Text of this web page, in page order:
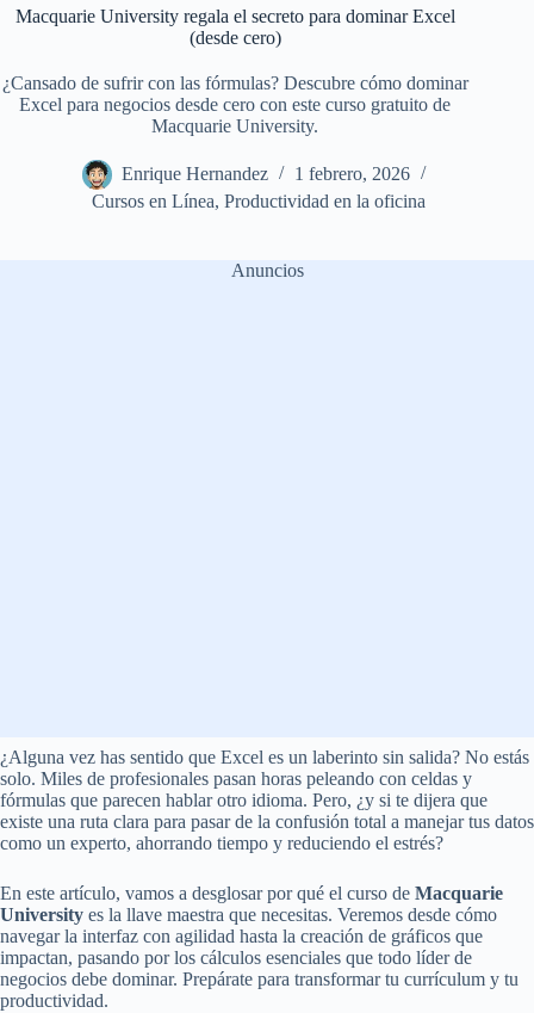
Macquarie University regala el secreto para dominar Excel
(desde cero)
¿Cansado de sufrir con las fórmulas? Descubre cómo dominar
Excel para negocios desde cero con este curso gratuito de
Macquarie University.
Enrique Hernandez
1 febrero, 2026
Cursos en Línea,Productividad en la oficina
Anuncios
¿Alguna vez has sentido que Excel es un laberinto sin salida? No estás
solo. Miles de profesionales pasan horas peleando con celdas y
fórmulas que parecen hablar otro idioma. Pero, ¿y si te dijera que
existe una ruta clara para pasar de la confusión total a manejar tus datos
como un experto, ahorrando tiempo y reduciendo el estrés?
En este artículo, vamos a desglosar por qué el curso de Macquarie
University es la llave maestra que necesitas. Veremos desde cómo
navegar la interfaz con agilidad hasta la creación de gráficos que
impactan, pasando por los cálculos esenciales que todo líder de
negocios debe dominar. Prepárate para transformar tu currículum y tu
productividad.